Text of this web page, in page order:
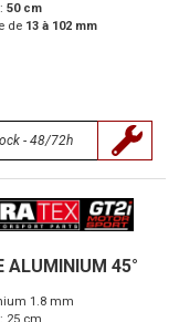
50 cm
de 13 à 102 mm
- 48/72h
ALUMINIUM 45°
1.8 mm